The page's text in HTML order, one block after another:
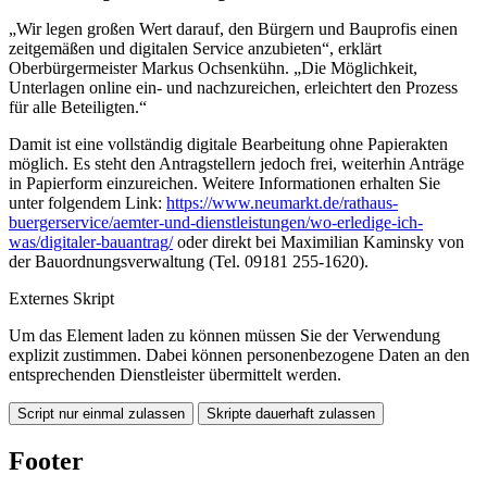
„Wir legen großen Wert darauf, den Bürgern und Bauprofis einen
zeitgemäßen und digitalen Service anzubieten“, erklärt
Oberbürgermeister Markus Ochsenkühn. „Die Möglichkeit,
Unterlagen online ein- und nachzureichen, erleichtert den Prozess
für alle Beteiligten.“
Damit ist eine vollständig digitale Bearbeitung ohne Papierakten
möglich. Es steht den Antragstellern jedoch frei, weiterhin Anträge
in Papierform einzureichen. Weitere Informationen erhalten Sie
unter folgendem Link: https://www.neumarkt.de/rathaus-
buergerservice/aemter-und-dienstleistungen/wo-erledige-ich-
was/digitaler-bauantrag/oder direkt bei Maximilian Kaminsky von
der Bauordnungsverwaltung (Tel. 09181 255-1620).
Externes Skript
Um das Element laden zu können müssen Sie der Verwendung
explizit zustimmen. Dabei können personenbezogene Daten an den
entsprechenden Dienstleister übermittelt werden.
Script nur einmal zulassen Skripte dauerhaft zulassen
Footer